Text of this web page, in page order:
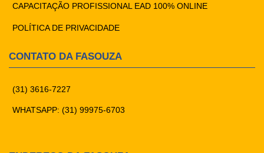
CAPACITAÇÃO PROFISSIONAL EAD 100% ONLINE
POLÍTICA DE PRIVACIDADE
CONTATO DA FASOUZA
(31) 3616-7227
WHATSAPP: (31) 99975-6703